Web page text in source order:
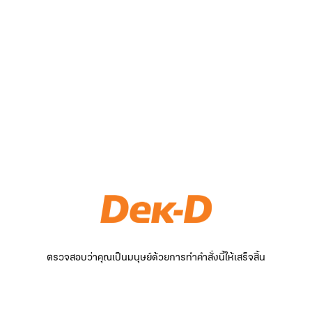
ตรวจสอบว่าคุณเป็นมนุษย์ด้วยการทำคำสั่งนี้ให้เสร็จสิ้น